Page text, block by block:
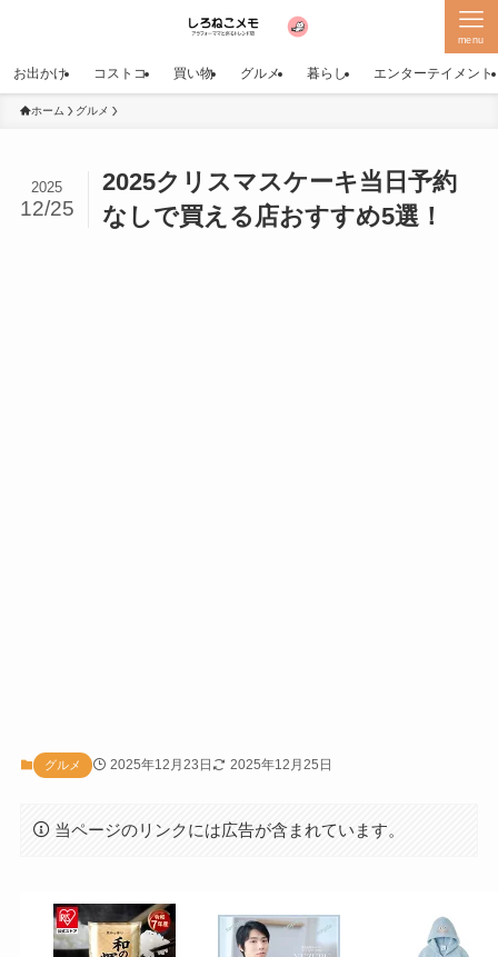
menu
お出かけ コストコ 買い物 グルメ 暮らし エンターテイメント
ホーム グルメ
2025クリスマスケーキ当日予約
なしで買える店おすすめ5選！
2025
12/25
グルメ 2025年12月23日 2025年12月25日
当ページのリンクには広告が含まれています。